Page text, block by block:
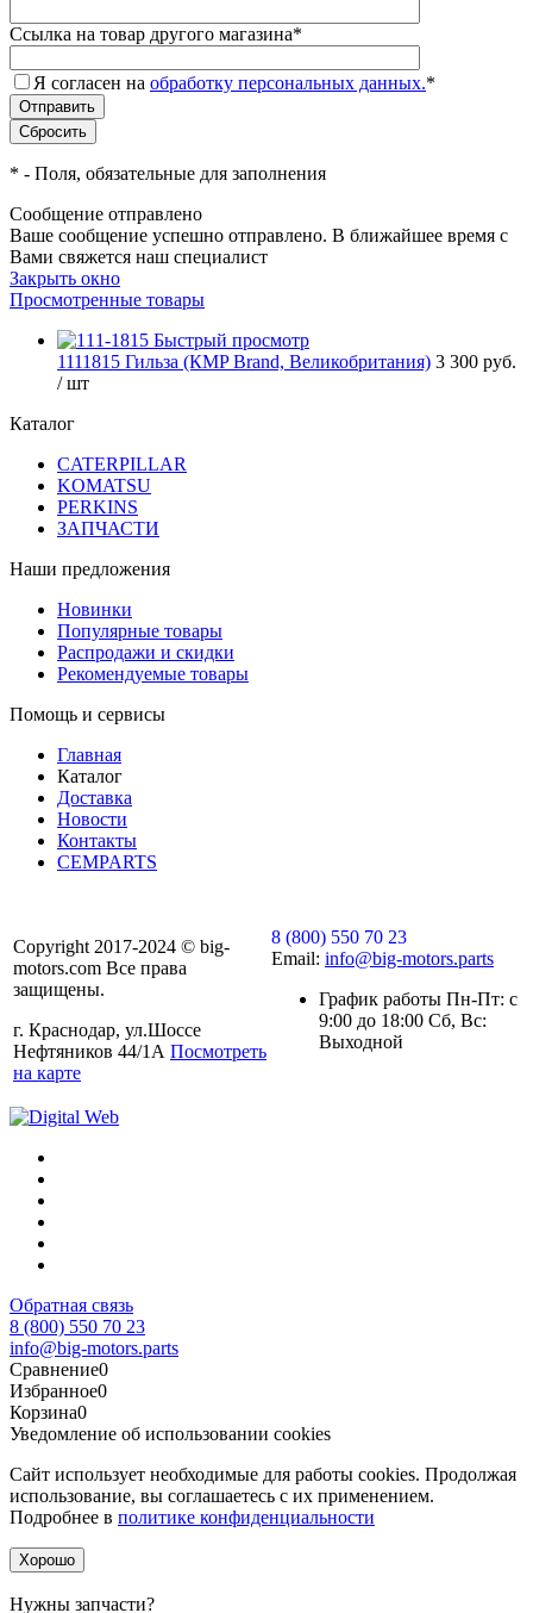
Ссылка на товар другого магазина*
Я согласен на обработку персональных данных.*
* - Поля, обязательные для заполнения
Сообщение отправлено
Ваше сообщение успешно отправлено. В ближайшее время с
Вами свяжется наш специалист
Закрыть окно
Просмотренные товары
Быстрый просмотр
1111815 Гильза (КMP Brand, Великобритания) 3 300 руб.
/ шт
Каталог
CATERPILLAR
KOMATSU
PERKINS
ЗАПЧАСТИ
Наши предложения
Новинки
Популярные товары
Распродажи и скидки
Рекомендуемые товары
Помощь и сервисы
Главная
Каталог
Доставка
Новости
Контакты
CEMPARTS
Copyright 2017-2024 © big-
motors.com Все права
защищены.
г. Краснодар, ул.Шоссе
Нефтяников 44/1А Посмотреть
на карте
8 (800) 550 70 23
Email: info@big-motors.parts
График работы Пн-Пт: с
9:00 до 18:00 Сб, Вс:
Выходной
Обратная связь
8 (800) 550 70 23
info@big-motors.parts
Сравнение0
Избранное0
Корзина0
Уведомление об использовании cookies
Сайт использует необходимые для работы cookies. Продолжая
использование, вы соглашаетесь с их применением.
Подробнее в политике конфиденциальности
Хорошо
Нужны запчасти?